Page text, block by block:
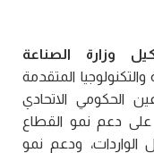
وزارة الصناعة
والتكنولوجيا المتقدمة
الحكومي الاتحادي
على دعم نمو القطاع
الواردات، ودعم نمو